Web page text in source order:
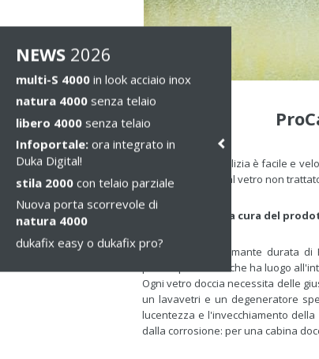
Con ProCare, la pulizia è facile e
semplice rispetto al vetro non
Il rivestimento, la cura del
La lunga e performante durata di
precompressione che ha luogo
Ogni vetro doccia necessita delle
un lavavetri e un degeneratore
lucentezza e l'invecchiamento
dalla corrosione: per una cabina
NEWS 2026
multi-S 4000 in look acciaio inox
natura 4000 senza telaio
libero 4000 senza telaio
Infoportale: ora integrato in
Duka Digital!
stila 2000 con telaio parziale
Nuova porta scorrevole di
natura 4000
dukafix easy o dukafix pro?